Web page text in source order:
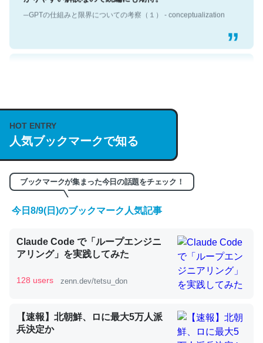
─GPTの仕組みと限界についての考察（１） - conceptualization
https://isobe324649.hatenablog.com/entry/2023/03/27
/064121
─GPTの仕組みと限界についての考察（１） - conceptualization
くらい。小説でいう「ずっと前の伏線」は回収されないけ
ど、短期記憶というには多い分量。進化すればするほど分
─GPTの仕組みと限界についての考察（１） - conceptualization
HOT ENTRY
人気ブックマークで知る
ブックマークが集まった今日の話題をチェック！
今日8/9(日)のブックマーク人気記事
Claude Code で「ループエンジニ
アリング」を実践してみた
128 users zenn.dev/tetsu_don
【速報】北朝鮮、ロに最大5万人派
兵決定か